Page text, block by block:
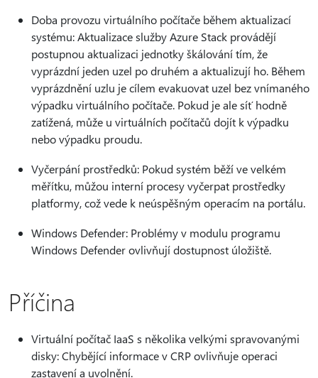
Doba provozu virtuálního počítače během aktualizací
systému: Aktualizace služby Azure Stack provádějí
postupnou aktualizaci jednotky škálování tím, že
vyprázdní jeden uzel po druhém a aktualizují ho. Během
vyprázdnění uzlu je cílem evakuovat uzel bez vnímaného
výpadku virtuálního počítače. Pokud je ale síť hodně
zatížená, může u virtuálních počítačů dojít k výpadku
nebo výpadku proudu.
Vyčerpání prostředků: Pokud systém běží ve velkém
měřítku, můžou interní procesy vyčerpat prostředky
platformy, což vede k neúspěšným operacím na portálu.
Windows Defender: Problémy v modulu programu
Windows Defender ovlivňují dostupnost úložiště.
Příčina
Virtuální počítač IaaS s několika velkými spravovanými
disky: Chybějící informace v CRP ovlivňuje operaci
zastavení a uvolnění.